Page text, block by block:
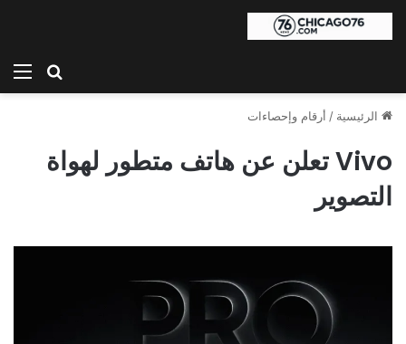
بحث
الرئيسية / أرقام وإحصاءات
Vivo تعلن عن هاتف متطور لهواة
التصوير